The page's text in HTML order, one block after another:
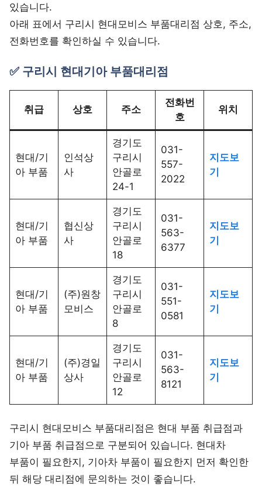
있습니다.
아래 표에서 구리시 현대모비스 부품대리점 상호, 주소,
전화번호를 확인하실 수 있습니다.
✅ 구리시 현대기아 부품대리점
취급 상호 주소
전화번
호
위치
현대/기
아 부품
인석상
사
경기도
구리시
안골로
24-1
031-
557-
2022
지도보
기
현대/기
아 부품
협신상
사
경기도
구리시
안골로
18
031-
563-
6377
지도보
기
현대/기
아 부품
(주)원창
모비스
경기도
구리시
안골로
8
031-
551-
0581
지도보
기
현대/기
아 부품
(주)경일
상사
경기도
구리시
안골로
12
031-
563-
8121
지도보
기
구리시 현대모비스 부품대리점은 현대 부품 취급점과
기아 부품 취급점으로 구분되어 있습니다. 현대차
부품이 필요한지, 기아차 부품이 필요한지 먼저 확인한
뒤 해당 대리점에 문의하는 것이 좋습니다.